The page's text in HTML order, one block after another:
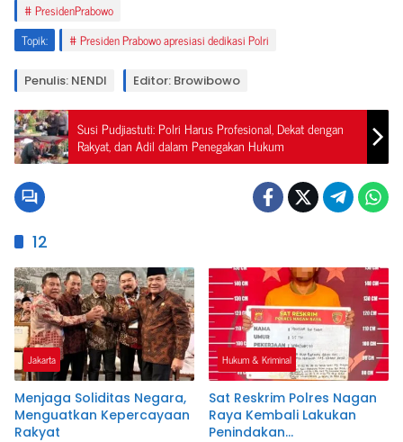
PresidenPrabowo
Topik:
Presiden Prabowo apresiasi dedikasi Polri
Penulis: NENDI Editor: Browibowo
Susi Pudjiastuti: Polri Harus Profesional, Dekat dengan
Rakyat, dan Adil dalam Penegakan Hukum
12
Jakarta
Menjaga Soliditas Negara,
Menguatkan Kepercayaan
Rakyat
Hukum & Kriminal
Sat Reskrim Polres Nagan
Raya Kembali Lakukan
Penindakan